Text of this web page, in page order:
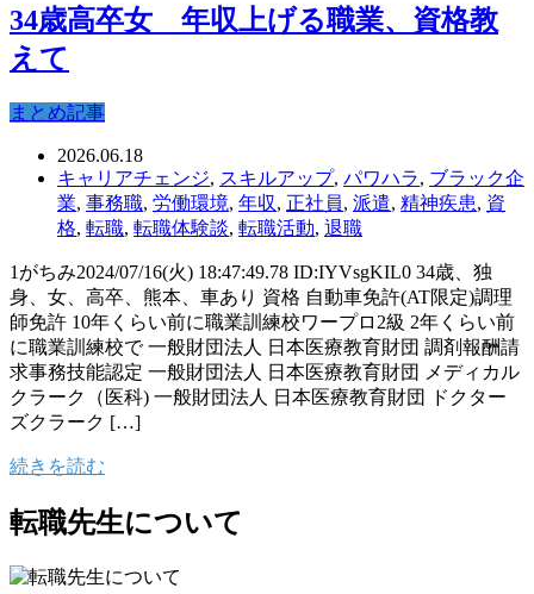
34歳高卒女 年収上げる職業、資格教
えて
まとめ記事
2026.06.18
キャリアチェンジ, スキルアップ, パワハラ, ブラック企
業, 事務職, 労働環境, 年収, 正社員, 派遣, 精神疾患, 資
格, 転職, 転職体験談, 転職活動, 退職
1がちみ2024/07/16(火) 18:47:49.78 ID:IYVsgKIL0 34歳、独
身、女、高卒、熊本、車あり 資格 自動車免許(AT限定)調理
師免許 10年くらい前に職業訓練校ワープロ2級 2年くらい前
に職業訓練校で 一般財団法人 日本医療教育財団 調剤報酬請
求事務技能認定 一般財団法人 日本医療教育財団 メディカル
クラーク（医科) 一般財団法人 日本医療教育財団 ドクター
ズクラーク […]
続きを読む
転職先生について